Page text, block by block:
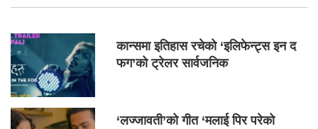
कान्समा इतिहास रचेको ‘इलिफेन्ट्स इन द
फग’को ट्रेलर सार्वजनिक
‘लज्जावती’को गीत ‘मलाई पिर परेको